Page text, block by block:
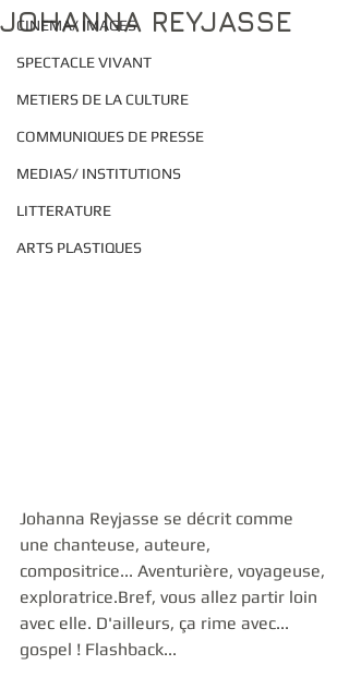
CINEMA/ IMAGES
SPECTACLE VIVANT
METIERS DE LA CULTURE
COMMUNIQUES DE PRESSE
MEDIAS/ INSTITUTIONS
LITTERATURE
ARTS PLASTIQUES
JOHANNA REYJASSE
Johanna Reyjasse se décrit comme
une chanteuse, auteure,
compositrice... Aventurière, voyageuse,
exploratrice.Bref, vous allez partir loin
avec elle. D'ailleurs, ça rime avec...
gospel ! Flashback...